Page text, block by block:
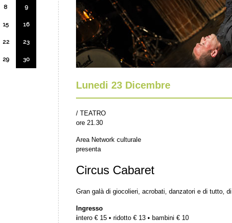
Lunedi 23 Dicembre
/ TEATRO
ore 21.30
Area Network culturale
presenta
Circus Cabaret
Gran galà di giocolieri, acrobati, danzatori e di tutto,
Ingresso
intero € 15 • ridotto € 13 • bambini € 10
8 9
15 16
22 23
29 30